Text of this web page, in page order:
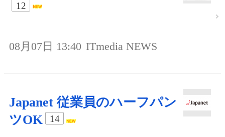
12
08月07日 13:40 ITmedia NEWS
Japanet 従業員のハーフパン
ツOK
14